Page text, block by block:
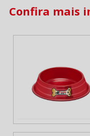
Confira mais